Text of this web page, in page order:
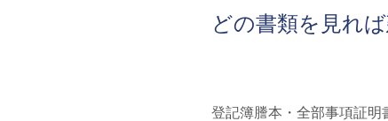
どの書類を見れ
登記簿謄本・全部事項証明